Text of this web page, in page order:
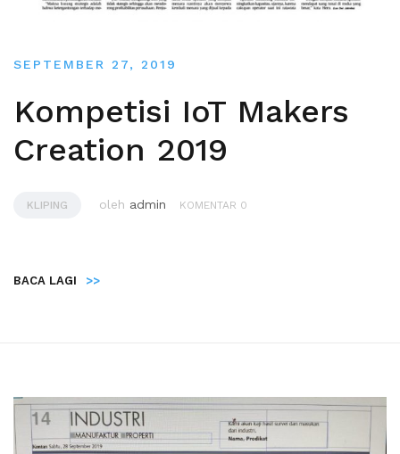
SEPTEMBER 27, 2019
Kompetisi IoT Makers
Creation 2019
KLIPING oleh admin KOMENTAR 0
BACA LAGI >>